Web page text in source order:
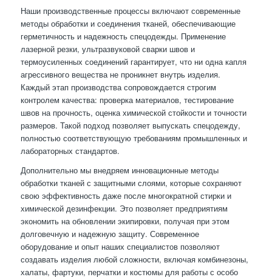
Наши производственные процессы включают современные
методы обработки и соединения тканей, обеспечивающие
герметичность и надежность спецодежды. Применение
лазерной резки, ультразвуковой сварки швов и
термоусиленных соединений гарантирует, что ни одна капля
агрессивного вещества не проникнет внутрь изделия.
Каждый этап производства сопровождается строгим
контролем качества: проверка материалов, тестирование
швов на прочность, оценка химической стойкости и точности
размеров. Такой подход позволяет выпускать спецодежду,
полностью соответствующую требованиям промышленных и
лабораторных стандартов.
Дополнительно мы внедряем инновационные методы
обработки тканей с защитными слоями, которые сохраняют
свою эффективность даже после многократной стирки и
химической дезинфекции. Это позволяет предприятиям
экономить на обновлении экипировки, получая при этом
долговечную и надежную защиту. Современное
оборудование и опыт наших специалистов позволяют
создавать изделия любой сложности, включая комбинезоны,
халаты, фартуки, перчатки и костюмы для работы с особо